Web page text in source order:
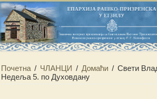
Почетна / ЧЛАНЦИ / Домаћи / Свети
Недеља 5. по Духовдану